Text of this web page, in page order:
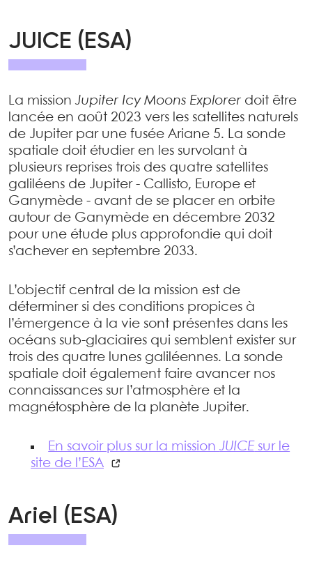
JUICE (ESA)
La mission Jupiter Icy Moons Explorer doit être
lancée en août 2023 vers les satellites naturels
de Jupiter par une fusée Ariane 5. La sonde
spatiale doit étudier en les survolant à
plusieurs reprises trois des quatre satellites
galiléens de Jupiter - Callisto, Europe et
Ganymède - avant de se placer en orbite
autour de Ganymède en décembre 2032
pour une étude plus approfondie qui doit
s’achever en septembre 2033.
L’objectif central de la mission est de
déterminer si des conditions propices à
l’émergence à la vie sont présentes dans les
océans sub-glaciaires qui semblent exister sur
trois des quatre lunes galiléennes. La sonde
spatiale doit également faire avancer nos
connaissances sur l’atmosphère et la
magnétosphère de la planète Jupiter.
En savoir plus sur la missionJUICE sur le
site de l’ESA
Ariel (ESA)